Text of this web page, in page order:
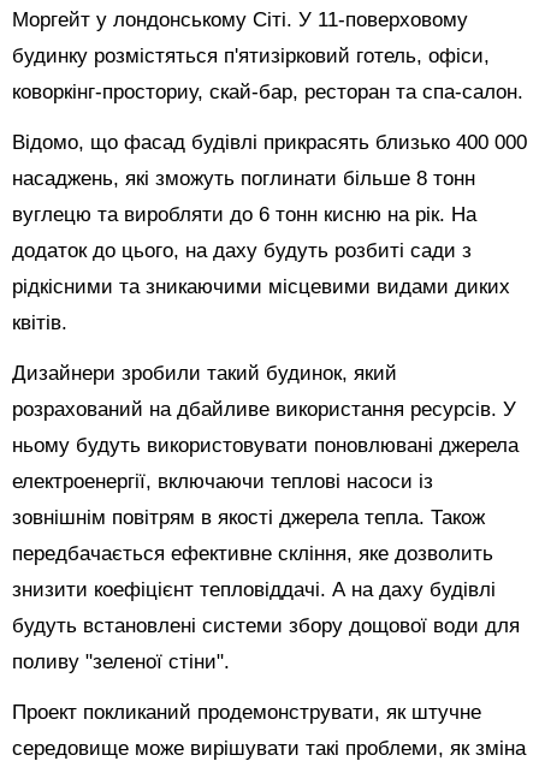
Моргейт у лондонському Сіті. У 11-поверховому
будинку розмістяться п'ятизірковий готель, офіси,
коворкінг-просториу, скай-бар, ресторан та спа-салон.
Відомо, що фасад будівлі прикрасять близько 400 000
насаджень, які зможуть поглинати більше 8 тонн
вуглецю та виробляти до 6 тонн кисню на рік. На
додаток до цього, на даху будуть розбиті сади з
рідкісними та зникаючими місцевими видами диких
квітів.
Дизайнери зробили такий будинок, який
розрахований на дбайливе використання ресурсів. У
ньому будуть використовувати поновлювані джерела
електроенергії, включаючи теплові насоси із
зовнішнім повітрям в якості джерела тепла. Також
передбачається ефективне скління, яке дозволить
знизити коефіцієнт тепловіддачі. А на даху будівлі
будуть встановлені системи збору дощової води для
поливу "зеленої стіни".
Проект покликаний продемонструвати, як штучне
середовище може вирішувати такі проблеми, як зміна